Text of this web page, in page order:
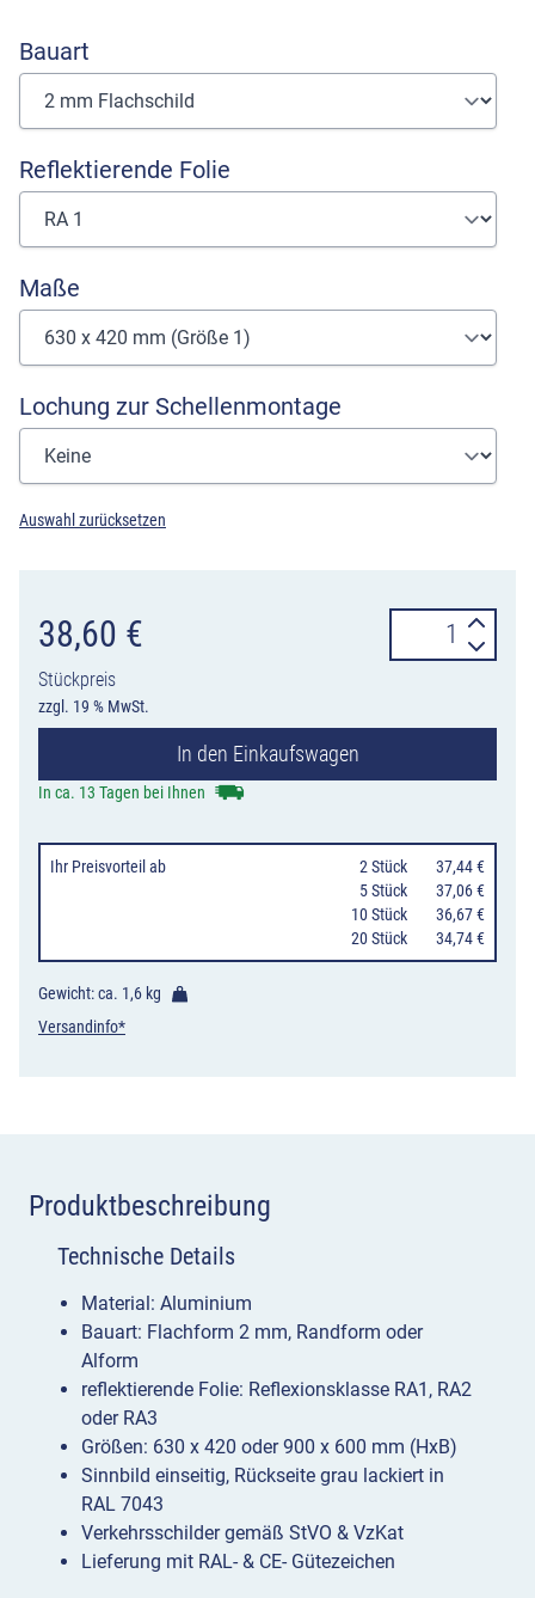
Bauart
Reflektierende Folie
Maße
Lochung zur Schellenmontage
Auswahl zurücksetzen
38,60 €
Stückpreis
zzgl. 19 % MwSt.
422-
Wegweiser
Ladung,
rechts
einordnen
In den Einkaufswagen
In ca. 13 Tagen bei Ihnen
Ihr Preisvorteil ab 2 Stück
37,44 €
5 Stück
37,06 €
10 Stück
36,67 €
20 Stück
34,74 €
Gewicht: ca. 1,6 kg
Versandinfo*
Produktbeschreibung
Technische Details
Material: Aluminium
Bauart: Flachform 2 mm, Randform oder
Alform
reflektierende Folie: Reflexionsklasse RA1, RA2
oder RA3
Größen: 630 x 420 oder 900 x 600 mm (HxB)
Sinnbild einseitig, Rückseite grau lackiert in
RAL 7043
Verkehrsschilder gemäß StVO & VzKat
Lieferung mit RAL- & CE- Gütezeichen